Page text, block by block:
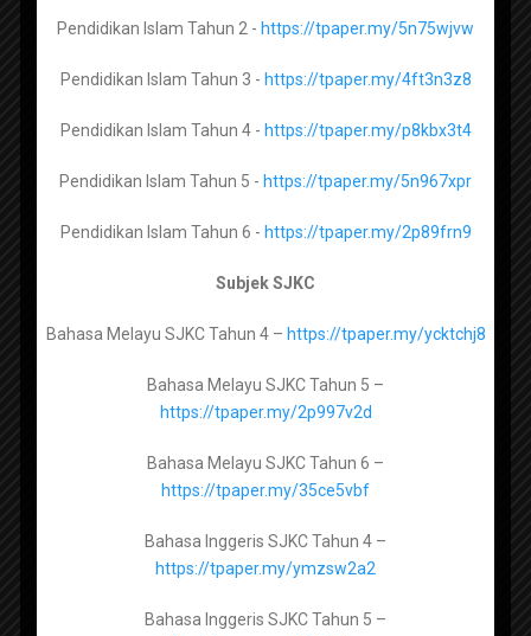
RPH PPKI RENDAH MENENGAH 2026
REKOD PERSEDIAAN MENGAJAR (FAIL RPH)
Bahan Lengkap Fail Panitia Mengikut Senarai
Panduan dan Contoh Evidens Lengkap SKPMg2
myPortfolio : Panduan dan bahan berkaitan
Koleksi Bahan Bahan Kokurikulum
Popular Posts
Lughah Arabiah Muasirah Tingkatan 1 –
https://tpaper.my/y43a94wd
Maharat Al Quran Tingkatan 1 -
https://tpaper.my/yckrd39x
Maharat Al Quran Tingkatan 3 –
Manahij Ulum Islamiyah Tingkatan 4 -
https://tpaper.my/yckum5yz
Manahij Ulum Islamiyah Tingkatan 5 -
https://tpaper.my/yckx87h8
Pendidikan Islam Tahun 2 - https://tpaper.my/5n75wjvw
Pendidikan Islam Tahun 3 - https://tpaper.my/4ft3n3z8
Pendidikan Islam Tahun 4 - https://tpaper.my/p8kbx3t4
Pendidikan Islam Tahun 5 - https://tpaper.my/5n967xpr
Pendidikan Islam Tahun 6 - https://tpaper.my/2p89frn9
Subjek SJKC
Bahasa Melayu SJKC Tahun 4 – https://tpaper.my/ycktchj8
Bahasa Melayu SJKC Tahun 5 –
https://tpaper.my/2p997v2d
Bahasa Melayu SJKC Tahun 6 –
https://tpaper.my/35ce5vbf
Bahasa Inggeris SJKC Tahun 4 –
https://tpaper.my/ymzsw2a2
Bahasa Inggeris SJKC Tahun 5 –